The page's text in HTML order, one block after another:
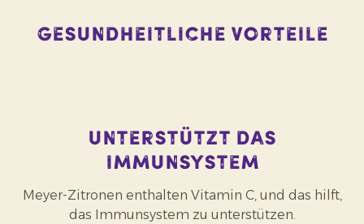
Gesundheitliche Vorteile
Unterstützt das
Immunsystem
Meyer-Zitronen enthalten Vitamin C, und das hilft,
das Immunsystem zu unterstützen.